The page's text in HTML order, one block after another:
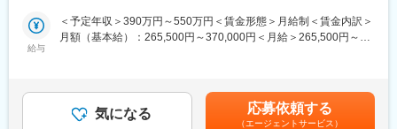
重視し相談しやすい環境◎
※ご応募時、参加可能日時をお知らせください。
・新規契約・機種変更の受付および提案
・料金プラン、楽天ポイント活用、楽天カード、各種サービスの
案内
活をより豊かにするトータルサポートを行うポジションです。
・未経験の方も歓迎！充実した研修制度あり
給与
＜予定年収＞390万円～550万円＜賃金形態＞月給制＜賃金内訳＞
月額（基本給）：265,500円～370,000円＜月給＞265,500円～
ます。月給(月額)は固定手当を含めた表記です。
気になる 応募依頼する
（エージェントサービス）